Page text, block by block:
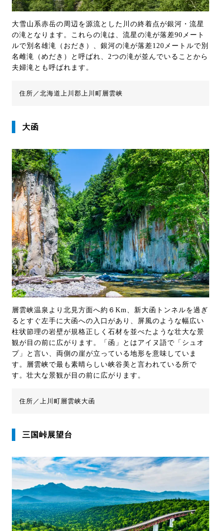
大雪山系赤岳の周辺を源流とした川の終着点が銀河・流星
の滝となります。これらの滝は、流星の滝が落差90メート
ルで別名雄滝（おだき）、銀河の滝が落差120メートルで別
名雌滝（めだき）と呼ばれ、2つの滝が並んでいることから
夫婦滝とも呼ばれます。
住所／北海道上川郡上川町層雲峡
大函
層雲峡温泉より北見方面へ約６Km、新大函トンネルを過ぎ
るとすぐ左手に大函への入口があり、屏風のような幅広い
柱状節理の岩壁が規格正しく石材を並べたような壮大な景
観が目の前に広がります。「函」とはアイヌ語で「シュオ
プ」と言い、両側の崖が立っている地形を意味していま
す。層雲峡で最も素晴らしい峡谷美と言われている所で
す。壮大な景観が目の前に広がります。
住所／上川町層雲峡大函
三国峠展望台